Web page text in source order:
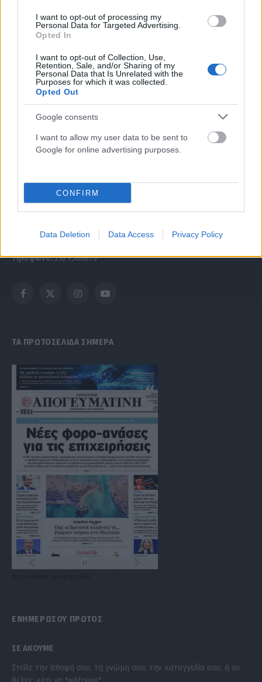
I want to opt-out of processing my
Personal Data for Targeted Advertising.
Opted In
I want to opt-out of Collection, Use,
Retention, Sale, and/or Sharing of my
Personal Data that Is Unrelated with the
Purposes for which it was collected.
Opted Out
Google consents
I want to allow my user data to be sent to
Google for online advertising purposes.
CONFIRM
Data Deletion Data Access Privacy Policy
ΣΧΕΤΙΚΑ ΜΕ ΕΜΑΣ
Η εταιρεία με την επωνυμία “POLITICAL MEDIA GROUP A.E.” και κατ’
επέκταση η ιστοσελίδα που κατέχει αυτή “www.paraskhnio.gr”
συμμορφώνονται με τη Σύσταση (ΕΕ) 2018/334 της Επιτροπής της 1ης
Τηλέφωνο:210 9580876
Facebook
X
InstagramYouTube
ΤΑ ΠΡΩΤΟΣΕΛΙΔΑ ΣΗΜΕΡΑ
ΕΝΗΜΕΡΩΣΟΥ ΠΡΩΤΟΣ
ΣΕ ΑΚΟΥΜΕ
Στείλε την άποψή σου, τη γνώμη σου, την καταγγελία σου, ή αν